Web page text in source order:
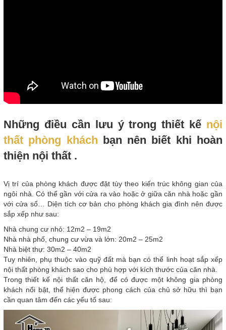
Những điều cần lưu ý trong thiết kế nội
thất phòng khách bạn nên biết khi hoàn
thiện nội thất .
Vị trí của phòng khách được đặt tùy theo kiến trúc không gian của
ngôi nhà. Có thể gần với cửa ra vào hoặc ở giữa căn nhà hoặc gần
với cửa sổ… Diện tích cơ bản cho phòng khách gia đình nên được
sắp xếp như sau:
Nhà chung cư nhỏ: 12m2 – 19m2
Nhà nhà phố, chung cư vừa và lớn: 20m2 – 25m2
Nhà biệt thự: 30m2 – 40m2
Tuy nhiên, phụ thuộc vào quỹ đất mà bạn có thể linh hoạt sắp xếp
nội thất phòng khách sao cho phù hợp với kích thước của căn nhà.
Trong thiết kế nội thất căn hộ, để có được một không gia phòng
khách nổi bật, thể hiện được phong cách của chủ sở hữu thì bạn
cần quan tâm đến các yếu tố sau: